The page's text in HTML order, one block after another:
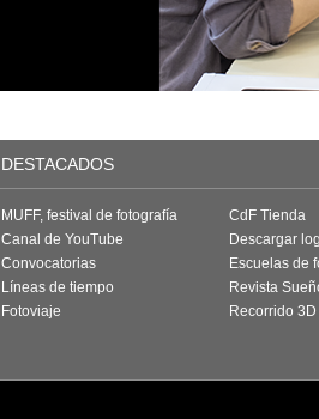
DESTACADOS
MUFF, festival de fotografía
Canal de YouTube
Convocatorias
Líneas de tiempo
Fotoviaje
CdF Tienda
Descargar
Escuelas de
Revista
Recorrido